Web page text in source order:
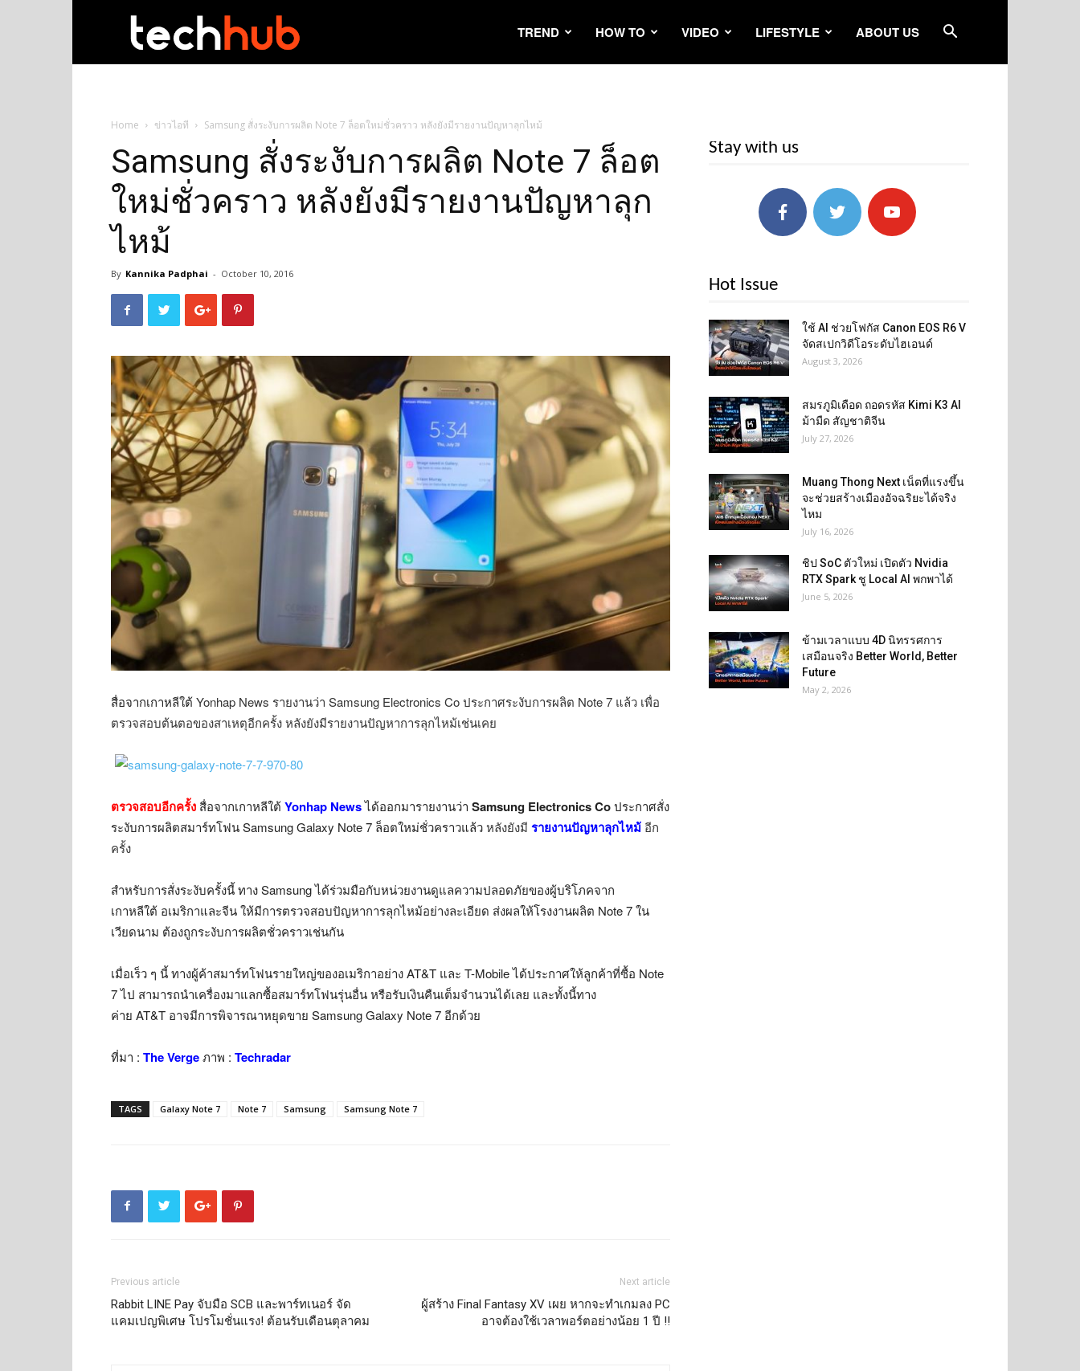
TREND HOW TO VIDEO LIFESTYLE ABOUT US
Home ข่าวไอที Samsung สั่งระงับการผลิต Note 7 ล็อตใหม่ชั่วคราว หลังยังมีรายงานปัญหาลุกไหม้
Samsung สั่งระงับการผลิต Note 7 ล็อต
ใหม่ชั่วคราว หลังยังมีรายงานปัญหาลุก
ไหม้
By Kannika Padphai - October 10, 2016
สื่อจากเกาหลีใต้Yonhap News รายงานว่า Samsung Electronics Co ประกาศระงับการผลิต Note 7 แล้ว เพื่อ
ตรวจสอบต้นตอของสาเหตุอีกครั้ง หลังยังมีรายงานปัญหาการลุกไหม้เช่นเคย
ตรวจสอบอีกครั้ง สื่อจากเกาหลีใต้Yonhap Newsได้ออกมารายงานว่า Samsung Electronics Coประกาศสั่ง
ระงับการผลิตสมาร์ทโฟน Samsung Galaxy Note 7 ล็อตใหม่ชั่วคราวแล้วหลังยังมี รายงานปัญหาลุกไหม้ อีก
ครั้ง
สำหรับการสั่งระงับครั้งนี้ ทาง Samsung ได้ร่วมมือกับหน่วยงานดูแลความปลอดภัยของผู้บริโภคจาก
เกาหลีใต้ อเมริกาและจีน ให้มีการตรวจสอบปัญหาการลุกไหม้อย่างละเอียด ส่งผลให้โรงงานผลิต Note 7 ใน
เวียดนาม ต้องถูกระงับการผลิตชั่วคราวเช่นกัน
เมื่อเร็ว ๆ นี้ ทางผู้ค้าสมาร์ทโฟนรายใหญ่ของอเมริกาอย่าง AT&T และ T-Mobile ได้ประกาศให้ลูกค้าที่ซื้อ Note
7 ไป สามารถนำเครื่องมาแลกซื้อสมาร์ทโฟนรุ่นอื่น หรือรับเงินคืนเต็มจำนวนได้เลย และทั้งนี้ทาง
ค่าย AT&T อาจมีการพิจารณาหยุดขาย Samsung Galaxy Note 7 อีกด้วย
ที่มา : The Vergeภาพ : Techradar
TAGS Galaxy Note 7 Note 7 Samsung Samsung Note 7
Previous article
Rabbit LINE Pay จับมือ SCB และพาร์ทเนอร์ จัด
แคมเปญพิเศษ โปรโมชั่นแรง! ต้อนรับเดือนตุลาคม
Next article
ผู้สร้าง Final Fantasy XV เผย หากจะทำเกมลง PC
อาจต้องใช้เวลาพอร์ตอย่างน้อย 1 ปี !!
Stay with us
Hot Issue
ใช้ AI ช่วยโฟกัส Canon EOS R6 V
จัดสเปกวิดีโอระดับไฮเอนด์
August 3, 2026
สมรภูมิเดือด ถอดรหัส Kimi K3 AI
ม้ามืด สัญชาติจีน
July 27, 2026
Muang Thong Next เน็ตที่แรงขึ้น
จะช่วยสร้างเมืองอัจฉริยะได้จริง
ไหม
July 16, 2026
ชิป SoC ตัวใหม่ เปิดตัว Nvidia
RTX Spark ชู Local AI พกพาได้
June 5, 2026
ข้ามเวลาแบบ 4D นิทรรศการ
เสมือนจริง Better World, Better
Future
May 2, 2026